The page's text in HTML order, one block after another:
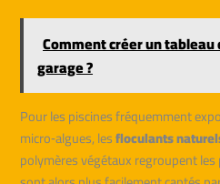
Comment créer un
garage ?
Pour les piscines fréquemment
micro‑algues, lesfloculants
polymères végétaux regroupent les